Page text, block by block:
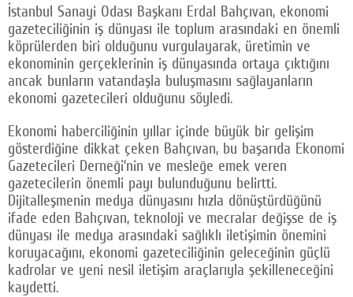
İstanbul Sanayi Odası Başkanı Erdal Bahçıvan, ekonomi
gazeteciliğinin iş dünyası ile toplum arasındaki en önemli
köprülerden biri olduğunu vurgulayarak, üretimin ve
ekonominin gerçeklerinin iş dünyasında ortaya çıktığını
ancak bunların vatandaşla buluşmasını sağlayanların
ekonomi gazetecileri olduğunu söyledi.
Ekonomi haberciliğinin yıllar içinde büyük bir gelişim
gösterdiğine dikkat çeken Bahçıvan, bu başarıda Ekonomi
Gazetecileri Derneği’nin ve mesleğe emek veren
gazetecilerin önemli payı bulunduğunu belirtti.
Dijitalleşmenin medya dünyasını hızla dönüştürdüğünü
ifade eden Bahçıvan, teknoloji ve mecralar değişse de iş
dünyası ile medya arasındaki sağlıklı iletişimin önemini
koruyacağını, ekonomi gazeteciliğinin geleceğinin güçlü
kadrolar ve yeni nesil iletişim araçlarıyla şekilleneceğini
kaydetti.